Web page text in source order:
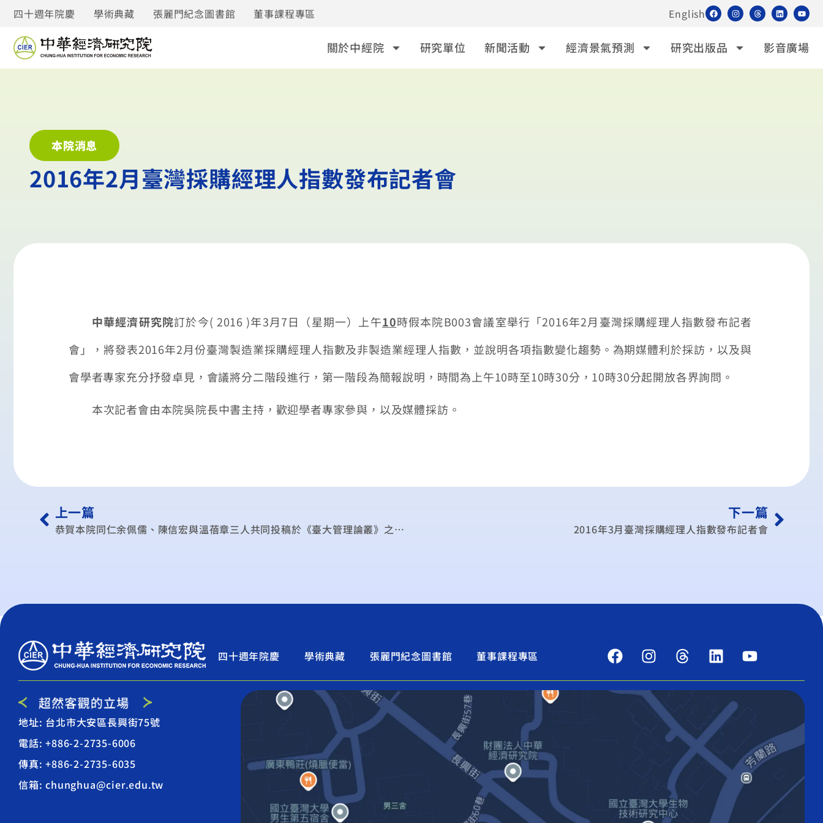
四十週年院慶 學術典藏 張麗門紀念圖書館 董事課程專區 English
關於中經院 研究單位 新聞活動 經濟景氣預測 研究出版品 影音廣場
本院消息
2016年2月臺灣採購經理人指數發布記者會
中華經濟研究院訂於今( 2016 )年3月7日（星期一）上午10時假本院B003會議室舉行「2016年2月臺灣採購經理人指數發布記者
會 」 ，將發表2016年2月份臺灣製造業採購經理人指數及非製造業經理人指數，並說明各項指數變化趨勢。為期媒體利於採訪，以及與
會學者專家充分抒發卓見，會議將分二階段進行，第一階段為簡報說明，時間為上午10時至10時30分， 10時30分起開放各界詢問。
本次記者會由本院吳院長中書主持，歡迎學者專家參與，以及媒體採訪。
上一篇
恭賀本院同仁余佩儒、陳信宏與溫蓓章三人共同投稿於《臺大管理論叢》之論文「製造服化發展模式之研究」，經由《臺大管理論叢》推薦，獲選為第六屆聯電經營管理論文獎傑出獎。
下一篇
2016年3月臺灣採購經理人指數發布記者會
四十週年院慶 學術典藏 張麗門紀念圖書館 董事課程專區
地址: 台北市大安區長興街75號
電話: +886-2-2735-6006
傳真: +886-2-2735-6035
信箱: chunghua@cier.edu.tw